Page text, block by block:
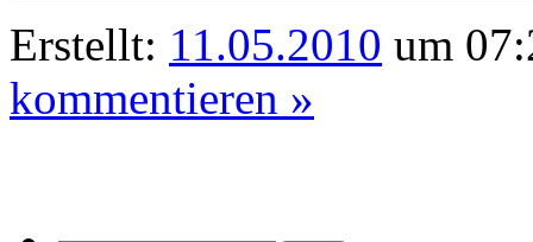
Erstellt: 11.05.2010 um
kommentieren »